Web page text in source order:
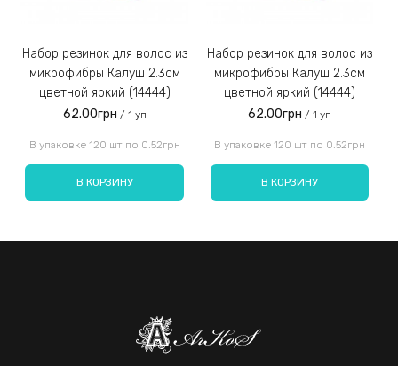
Набор резинок для волос из
микрофибры Калуш 2.3см
цветной яркий (14444)
62.00грн / 1 уп
В упаковке 120 шт по 0.52грн
В КОРЗИНУ
Набор резинок для волос из
микрофибры Калуш 2.3см
цветной яркий (14444)
62.00грн / 1 уп
В упаковке 120 шт по 0.52грн
В КОРЗИНУ